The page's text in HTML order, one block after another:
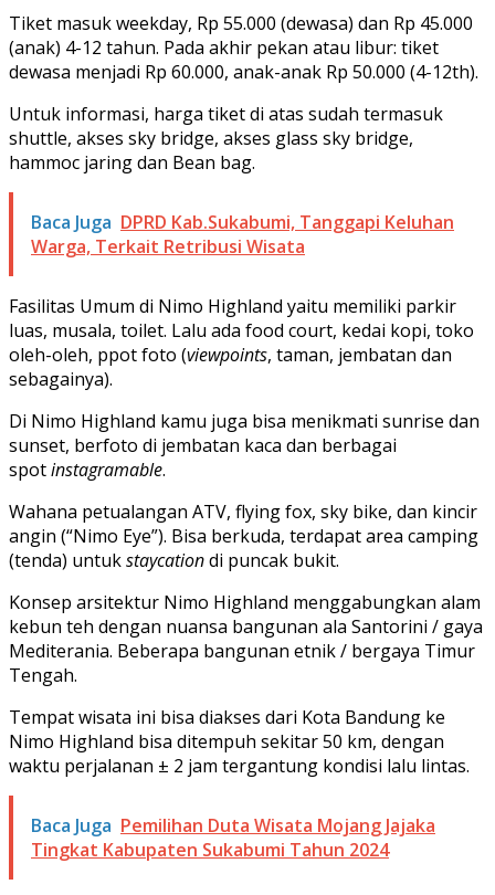
Tiket masuk weekday, Rp 55.000 (dewasa) dan Rp 45.000
(anak) 4-12 tahun. Pada akhir pekan atau libur: tiket
dewasa menjadi Rp 60.000, anak-anak Rp 50.000 (4-12th).
Untuk informasi, harga tiket di atas sudah termasuk
shuttle, akses sky bridge, akses glass sky bridge,
hammoc jaring dan Bean bag.
Baca Juga DPRD Kab.Sukabumi, Tanggapi Keluhan
Warga, Terkait Retribusi Wisata
Fasilitas Umum di Nimo Highland yaitu memiliki parkir
luas, musala, toilet. Lalu ada food court, kedai kopi, toko
oleh-oleh, ppot foto (viewpoints, taman, jembatan dan
sebagainya).
Di Nimo Highland kamu juga bisa menikmati sunrise dan
sunset, berfoto di jembatan kaca dan berbagai
spotinstagramable.
Wahana petualangan ATV, flying fox, sky bike, dan kincir
angin (“Nimo Eye”). Bisa berkuda, terdapat area camping
(tenda) untukstaycationdi puncak bukit.
Konsep arsitektur Nimo Highland menggabungkan alam
kebun teh dengan nuansa bangunan ala Santorini / gaya
Mediterania. Beberapa bangunan etnik / bergaya Timur
Tengah.
Tempat wisata ini bisa diakses dari Kota Bandung ke
Nimo Highland bisa ditempuh sekitar 50 km, dengan
waktu perjalanan ± 2 jam tergantung kondisi lalu lintas.
Baca Juga Pemilihan Duta Wisata Mojang Jajaka
Tingkat Kabupaten Sukabumi Tahun 2024